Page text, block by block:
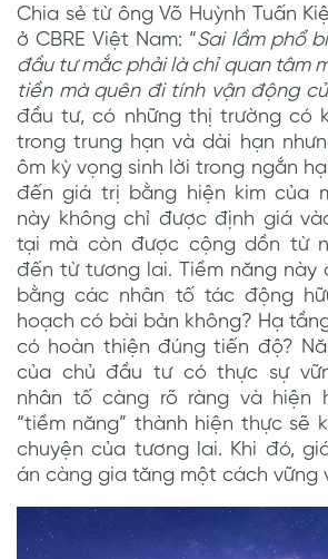
Chia sẻ từ ông Võ Huỳnh Tuấn
ở CBRE Việt Nam: “Sai lầm phổ
đầu tư mắc phải là chỉ quan tâm
tiền mà quên đi tính vận động
đầu tư, có những thị trường có
trong trung hạn và dài hạn
ôm kỳ vọng sinh lời trong ngắn
đến giá trị bằng hiện kim của
này không chỉ được định giá
tại mà còn được cộng dồn từ
đến từ tương lai. Tiềm năng này
bằng các nhân tố tác động
hoạch có bài bản không? Hạ
có hoàn thiện đúng tiến độ?
của chủ đầu tư có thực sự
nhân tố càng rõ ràng và hiện
“tiềm năng” thành hiện thực sẽ
chuyện của tương lai. Khi đó,
án càng gia tăng một cách vững